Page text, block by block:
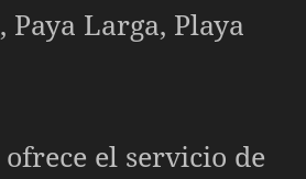
Paya Larga, Playa
el servicio de